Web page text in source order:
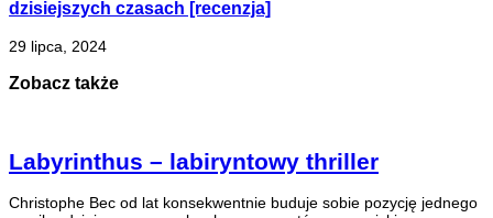
dzisiejszych czasach [recenzja]
29 lipca, 2024
Zobacz także
Labyrinthus – labiryntowy thriller
Christophe Bec od lat konsekwentnie buduje sobie pozycję jednego